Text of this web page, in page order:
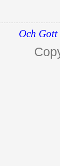
Och